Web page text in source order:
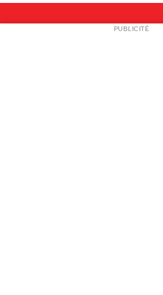
NEWSLETTER
PUBLICITÉ